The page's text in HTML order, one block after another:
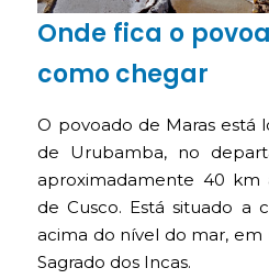
Onde fica o
como chegar
O povoado de Maras está
de Urubamba, no
aproximadamente 40 km
de Cusco. Está situado a
acima do nível do mar, em
Sagrado dos Incas.